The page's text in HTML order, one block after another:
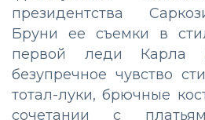
президентства
Бруни ее съемки в
первой леди Карла
безупречное чувство
тотал-луки, брючные
сочетании с